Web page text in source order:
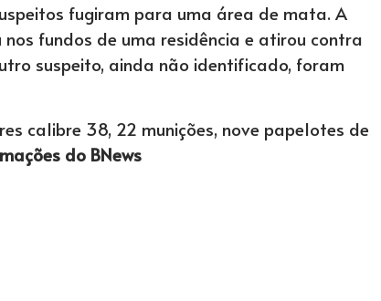
fugiram para uma área de mata. A
fundos de uma residência e atirou contra
suspeito, ainda não identificado, foram
calibre 38, 22 munições, nove papelotes de
do BNews